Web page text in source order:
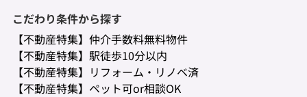
こだわり条件から探す
【不動産特集】仲介手数料無料物件
【不動産特集】駅徒歩10分以内
【不動産特集】リフォーム・リノベ済
【不動産特集】ペット可or相談OK